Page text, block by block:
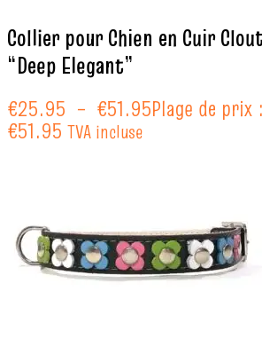
Collier pour Chien en Cuir
“Deep Elegant”
€25.95 – €51.95Plage de
€51.95 TVA incluse